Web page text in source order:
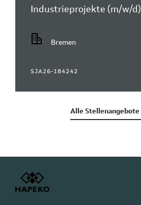
Industrieprojekte (m/w/d)
Bremen
SJA26-184242
Alle Stellenangebote